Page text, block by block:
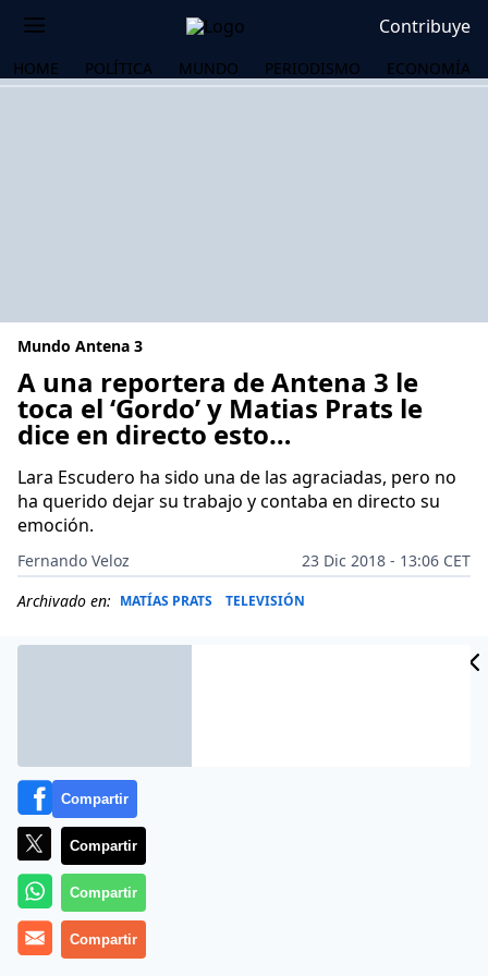
Contribuye
HOME POLÍTICA MUNDO PERIODISMO ECONOMÍA
Mundo Antena 3
A una reportera de Antena 3 le
toca el ‘Gordo’ y Matias Prats le
dice en directo esto…
Lara Escudero ha sido una de las agraciadas, pero no
ha querido dejar su trabajo y contaba en directo su
emoción.
Fernando Veloz
23 Dic 2018 - 13:06 CET
Archivado en: MATÍAS PRATS TELEVISIÓN
Lara Escudero
Compartir
Compartir
Compartir
Compartir